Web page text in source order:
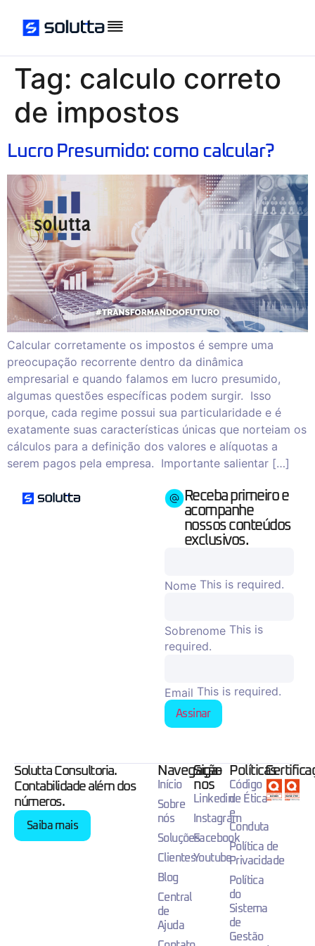
Tag: calculo correto
de impostos
Lucro Presumido: como calcular?
Calcular corretamente os impostos é sempre uma
preocupação recorrente dentro da dinâmica
empresarial e quando falamos em lucro presumido,
algumas questões específicas podem surgir. Isso
porque, cada regime possui sua particularidade e é
exatamente suas características únicas que norteiam os
cálculos para a definição dos valores e alíquotas a
serem pagos pela empresa. Importante salientar […]
Receba primeiro e
acompanhe
nossos conteúdos
exclusivos.
Nome This is required.
Sobrenome This is
required.
Email This is required.
Assinar
Solutta Consultoria.
Contabilidade além dos
números.
Saiba mais
Navegação
Início
Sobre
nós
Soluções
Clientes
Blog
Central
de
Ajuda
Siga-
nos
Linkedin
Instagram
Facebook
Youtube
Políticas
Código
de Ética
e
Conduta
Política de
Privacidade
Política
do
Sistema
de
Gestão